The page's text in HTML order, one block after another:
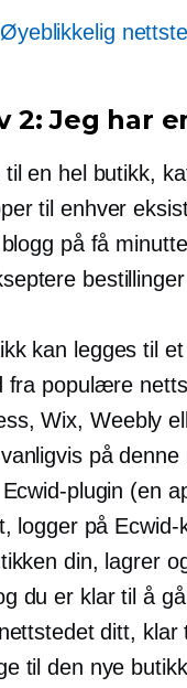
Øyeblikkelig
2: Jeg har
til en hel butikk,
til enhver
på få
kan legges til
fra populære
Wix, Weebly
på denne
plugin (en
logger på Ecwid-
din, lagrer
du er klar til å gå
ditt, klar
til den nye